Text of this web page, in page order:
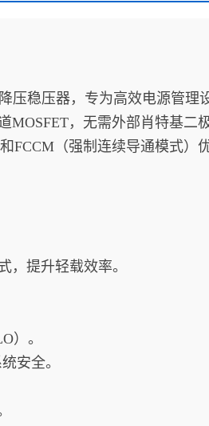
压稳压器，专为高效电源管理
MOSFET，无需外部肖特基二
FCCM（强制连续导通模式）
，提升轻载效率。
）。
安全。